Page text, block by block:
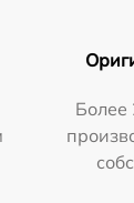
Более